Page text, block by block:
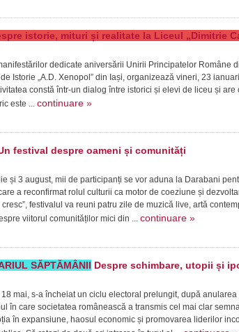
istorie, mituri și realitate la Liceul „Dimitrie
dedicate aniversării Unirii Principatelor Române
Istorie „A.D. Xenopol” din Iași, organizează vineri, 23
constă într-un dialog între istorici și elevi de liceu și
este ... continuare »
festival despre oameni și comunități
și 3 august, mii de participanți se vor aduna la Darabani
a reconfirmat rolul culturii ca motor de coeziune și
cresc”, festivalul va reuni patru zile de muzică live, artă
viitorul comunităților mici din ... continuare »
SĂPTĂMÂNII Despre schimbare, utopii și
18 mai, s-a încheiat un ciclu electoral prelungit, după
în care societatea românească a transmis cel mai clar
în expansiune, haosul economic și promovarea liderilor